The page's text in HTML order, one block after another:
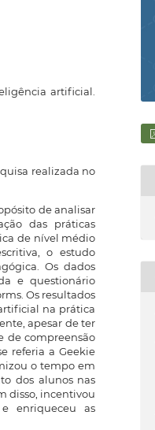
artificial.
realizada no
de analisar
das práticas
de nível médio
o estudo
Os dados
e questionário
Os resultados
na prática
apesar de ter
de compreensão
referia a Geekie
o tempo em
dos alunos nas
disso, incentivou
enriqueceu as